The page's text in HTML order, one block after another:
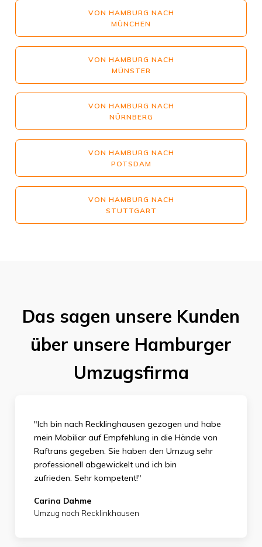
VON HAMBURG NACH
MÜNCHEN
VON HAMBURG NACH
MÜNSTER
VON HAMBURG NACH
NÜRNBERG
VON HAMBURG NACH
POTSDAM
VON HAMBURG NACH
STUTTGART
Das sagen unsere Kunden
über unsere Hamburger
Umzugsfirma
"Ich bin nach Recklinghausen gezogen und habe
mein Mobiliar auf Empfehlung in die Hände von
Raftrans gegeben. Sie haben den Umzug sehr
professionell abgewickelt und ich bin
zufrieden. Sehr kompetent!"
Carina Dahme
Umzug nach Recklinkhausen